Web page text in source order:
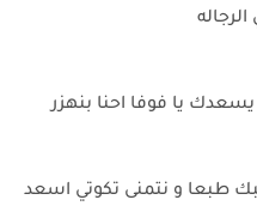
يا فوفا احنا بنهزر
طبعا و نتمنى تكوتي اسعد